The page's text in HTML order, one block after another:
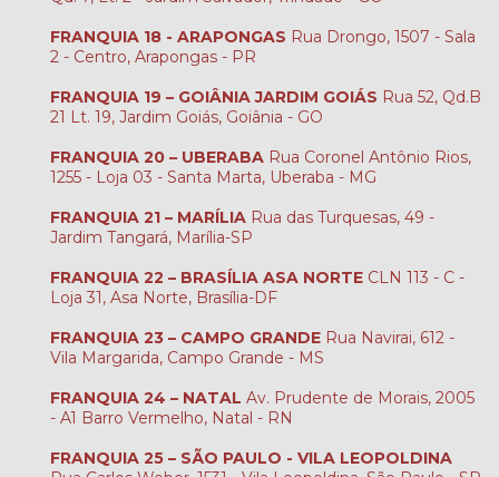
FRANQUIA 18 - ARAPONGAS Rua Drongo, 1507 - Sala
2 - Centro, Arapongas - PR
FRANQUIA 19 – GOIÂNIA JARDIM GOIÁS Rua 52, Qd.B
21 Lt. 19, Jardim Goiás, Goiânia - GO
FRANQUIA 20 – UBERABA Rua Coronel Antônio Rios,
1255 - Loja 03 - Santa Marta, Uberaba - MG
FRANQUIA 21 – MARÍLIA Rua das Turquesas, 49 -
Jardim Tangará, Marília-SP
FRANQUIA 22 – BRASÍLIA ASA NORTE CLN 113 - C -
Loja 31, Asa Norte, Brasília-DF
FRANQUIA 23 – CAMPO GRANDE Rua Navirai, 612 -
Vila Margarida, Campo Grande - MS
FRANQUIA 24 – NATAL Av. Prudente de Morais, 2005
- A1 Barro Vermelho, Natal - RN
FRANQUIA 25 – SÃO PAULO - VILA LEOPOLDINA